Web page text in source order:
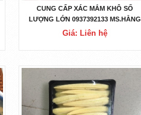
CUNG CẤP XÁC MẮM KHÔ SỐ
LƯỢNG LỚN 0937392133 MS.HẰNG
Giá: Liên hệ